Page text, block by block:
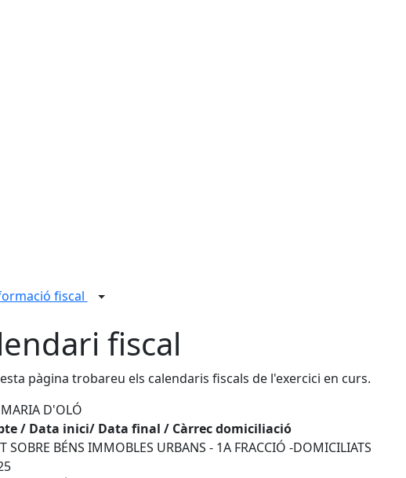
fiscal
fiscal
pàgina trobareu els calendaris fiscals de l'exercici en curs.
D'OLÓ
/ Data inici/ Data final / Càrrec domiciliació
SOBRE BÉNS IMMOBLES URBANS - 1A FRACCIÓ -DOMICILIATS